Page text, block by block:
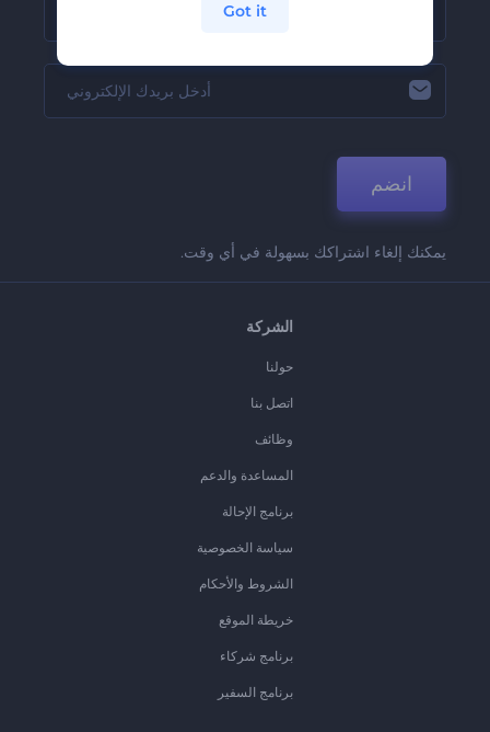
انضم
يمكنك إلغاء اشتراكك بسهولة في أي وقت.
الشركة
حولنا
اتصل بنا
وظائف
المساعدة والدعم
برنامج الإحالة
سياسة الخصوصية
الشروط والأحكام
خريطة الموقع
برنامج شركاء
برنامج السفير
Got it